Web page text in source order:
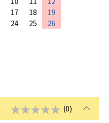
17 18
19
24 25
26
★★★★★ (0)